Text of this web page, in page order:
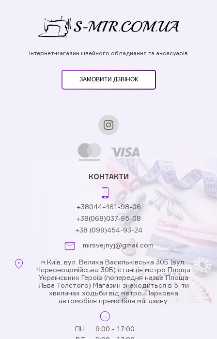
Інтернет-магазин швейного обладнання та аксесуарів
ЗАМОВИТИ ДЗВІНОК
КОНТАКТИ
+38044-461-98-06
+38(068)037-95-08
+38 (099)454-93-24
mirsvejnyj@gmail.com
м.Київ, вул. Велика Васильківська 30Б (вул.
Червоноармійська 30Б) станція метро Площа
Українських Героїв (попередня назва Площа
Льва Толстого) Магазин знаходиться в 5-ти
хвилинах ходьби від метро. Парковка
автомобіля прямо біля магазину.
ПН.
9:00 - 17:00